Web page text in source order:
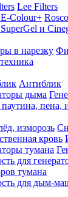
Lee Filters
Антиблик
тумана